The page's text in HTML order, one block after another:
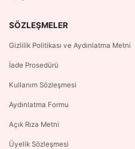
SÖZLEŞMELER
Gizlilik Politikası ve Aydınlatma Metni
İade Prosedürü
Kullanım Sözleşmesi
Aydınlatma Formu
Açık Rıza Metni
Üyelik Sözleşmesi